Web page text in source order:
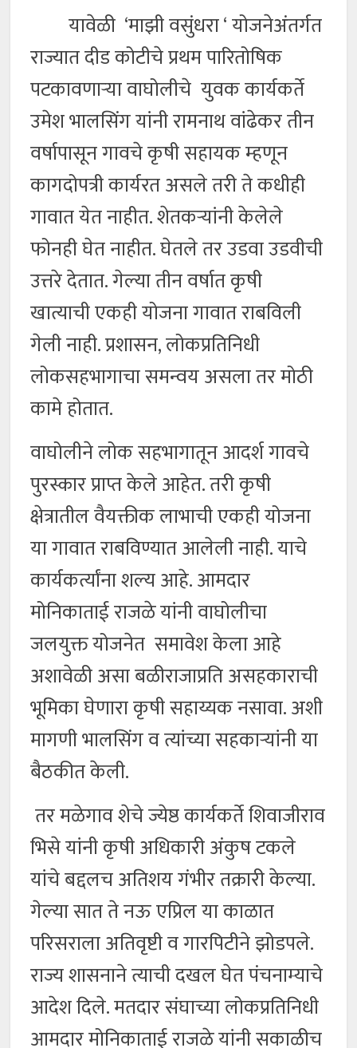
यावेळी ‘माझी वसुंधरा ‘ योजनेअंतर्गत
राज्यात दीड कोटीचे प्रथम पारितोषिक
पटकावणाऱ्या वाघोलीचे युवक कार्यकर्ते
उमेश भालसिंग यांनी रामनाथ वांढेकर तीन
वर्षापासून गावचे कृषी सहायक म्हणून
कागदोपत्री कार्यरत असले तरी ते कधीही
गावात येत नाहीत. शेतकऱ्यांनी केलेले
फोनही घेत नाहीत. घेतले तर उडवा उडवीची
उत्तरे देतात. गेल्या तीन वर्षात कृषी
खात्याची एकही योजना गावात राबविली
गेली नाही. प्रशासन, लोकप्रतिनिधी
लोकसहभागाचा समन्वय असला तर मोठी
कामे होतात.
वाघोलीने लोक सहभागातून आदर्श गावचे
पुरस्कार प्राप्त केले आहेत. तरी कृषी
क्षेत्रातील वैयक्तीक लाभाची एकही योजना
या गावात राबविण्यात आलेली नाही. याचे
कार्यकर्त्यांना शल्य आहे. आमदार
मोनिकाताई राजळे यांनी वाघोलीचा
जलयुक्त योजनेत समावेश केला आहे
अशावेळी असा बळीराजाप्रति असहकाराची
भूमिका घेणारा कृषी सहाय्यक नसावा. अशी
मागणी भालसिंग व त्यांच्या सहकाऱ्यांनी या
बैठकीत केली.
तर मळेगाव शेचे ज्येष्ठ कार्यकर्ते शिवाजीराव
भिसे यांनी कृषी अधिकारी अंकुष टकले
यांचे बद्दलच अतिशय गंभीर तक्रारी केल्या.
गेल्या सात ते नऊ एप्रिल या काळात
परिसराला अतिवृष्टी व गारपिटीने झोडपले.
राज्य शासनाने त्याची दखल घेत पंचनाम्याचे
आदेश दिले. मतदार संघाच्या लोकप्रतिनिधी
आमदार मोनिकाताई राजळे यांनी सकाळीच